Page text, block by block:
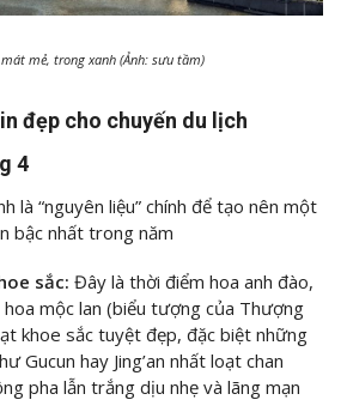
mẻ, trong xanh (Ảnh: sưu tầm)
đẹp cho chuyến du lịch
4
là “nguyên liệu” chính để tạo nên một
bậc nhất trong năm
sắc: Đây là thời điểm hoa anh đào,
mộc lan (biểu tượng của Thượng
khoe sắc tuyệt đẹp, đặc biệt những
Gucun hay Jing’an nhất loạt chan
pha lẫn trắng dịu nhẹ và lãng mạn